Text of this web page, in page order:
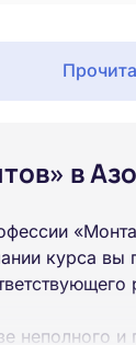
в
курса вы
неполного и